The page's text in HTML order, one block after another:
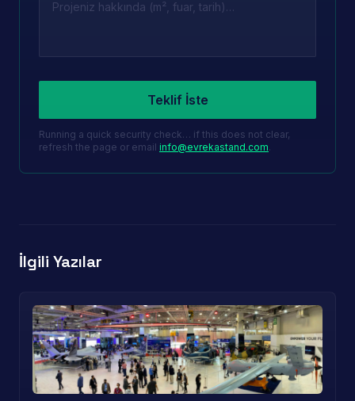
Teklif İste
Running a quick security check… if this does not clear,
refresh the page or email info@evrekastand.com.
İlgili Yazılar